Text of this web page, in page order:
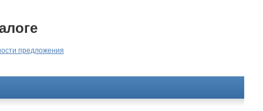
предложения